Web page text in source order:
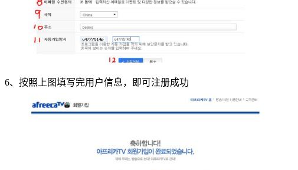
6、按照上图填写完用户信息，即可注册成功